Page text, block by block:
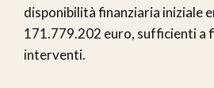
disponibilità finanziaria iniziale
171.779.202 euro, sufficienti a
interventi.